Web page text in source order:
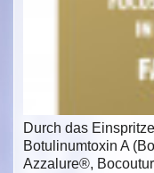
Durch das
Botulinumtoxin A
Azzalure®,